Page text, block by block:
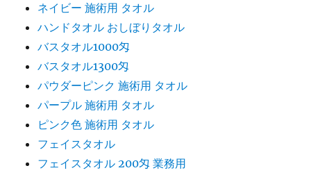
ネイビー 施術用 タオル
ハンドタオル おしぼりタオル
バスタオル1000匁
バスタオル1300匁
パウダーピンク 施術用 タオル
パープル 施術用 タオル
ピンク色 施術用 タオル
フェイスタオル
フェイスタオル 200匁 業務用